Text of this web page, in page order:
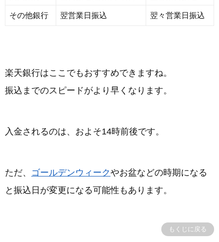
その他銀行 翌営業日振込 翌々営業日振込
楽天銀行はここでもおすすめできますね。
振込までのスピードがより早くなります。
入金されるのは、およそ14時前後です。
ただ、 ゴールデンウィークやお盆などの時期になる
と振込日が変更になる可能性もあります。
もくじに戻る